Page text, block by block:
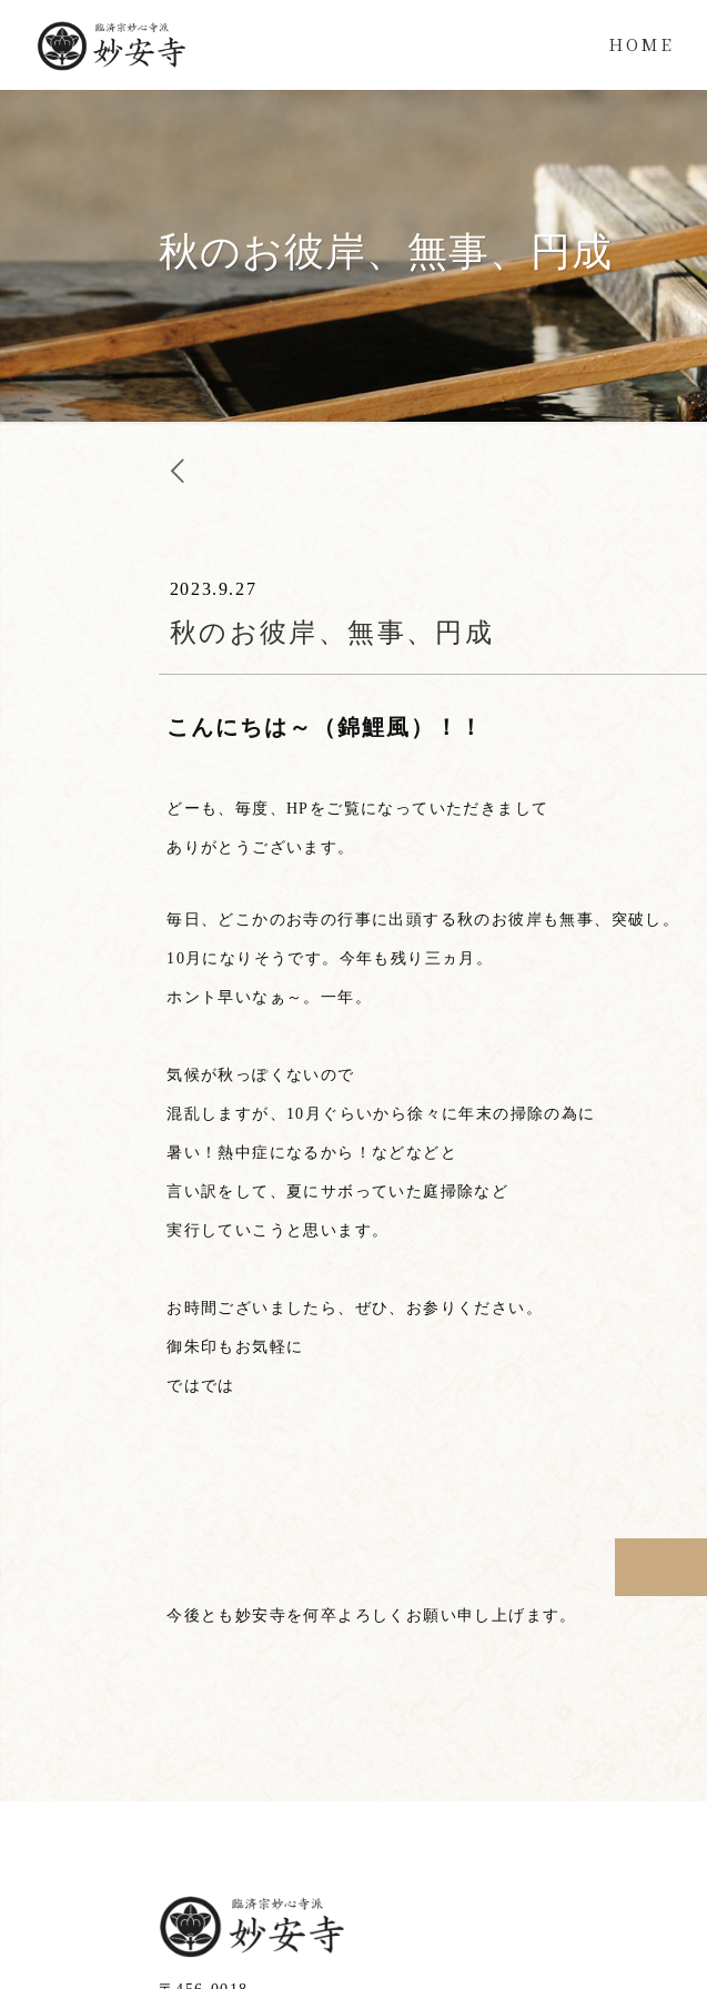
HOME
秋のお彼岸、無事、円成
秋のお彼岸、無事、円成
2023.9.27
こんにちは～（錦鯉風）！！
どーも、毎度、HPをご覧になっていただきまして
ありがとうございます。
毎日、どこかのお寺の行事に出頭する秋のお彼岸も無事、突破し。
10月になりそうです。今年も残り三ヵ月。
ホント早いなぁ～。一年。
気候が秋っぽくないので
混乱しますが、10月ぐらいから徐々に年末の掃除の為に
暑い！熱中症になるから！などなどと
言い訳をして、夏にサボっていた庭掃除など
実行していこうと思います。
お時間ございましたら、ぜひ、お参りください。
御朱印もお気軽に
ではでは
今後とも妙安寺を何卒よろしくお願い申し上げます。